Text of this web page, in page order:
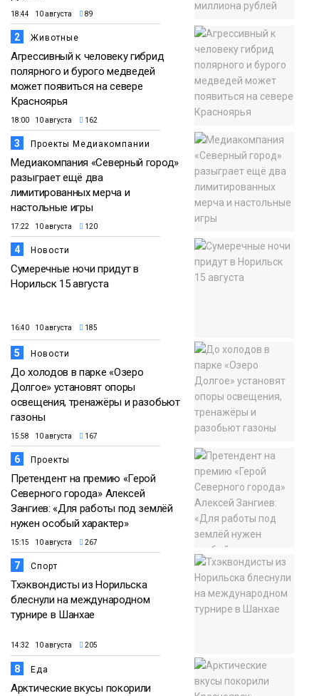
18:44 10 августа 89
2 Животные
Агрессивный к человеку гибрид
полярного и бурого медведей
может появиться на севере
Красноярья
18:00 10 августа 162
3 Проекты Медиакомпании
Медиакомпания «Северный город»
разыграет ещё два
лимитированных мерча и
настольные игры
17:22 10 августа 120
4 Новости
Сумеречные ночи придут в
Норильск 15 августа
16:40 10 августа 185
5 Новости
До холодов в парке «Озеро
Долгое» установят опоры
освещения, тренажёры и разобьют
газоны
15:58 10 августа 167
6 Проекты
Претендент на премию «Герой
Северного города» Алексей
Зангиев: «Для работы под землёй
нужен особый характер»
15:15 10 августа 267
7 Спорт
Тхэквондисты из Норильска
блеснули на международном
турнире в Шанхае
14:32 10 августа 205
8 Еда
Арктические вкусы покорили